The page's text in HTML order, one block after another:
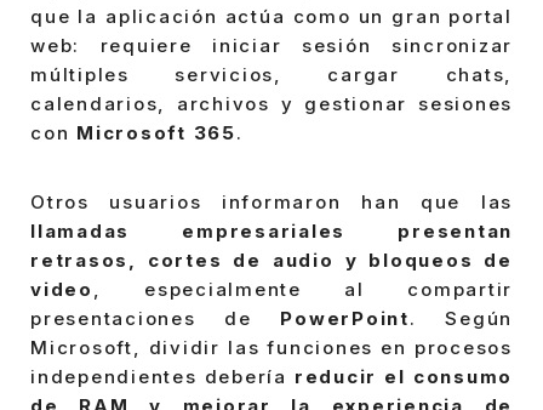
que la aplicación actúa como un gran portal
web: requiere iniciar sesión sincronizar
múltiples servicios, cargar chats,
calendarios, archivos y gestionar sesiones
con Microsoft 365.
Otros usuarios informaron han que las
llamadas empresariales presentan
retrasos, cortes de audio y bloqueos de
video , especialmente al compartir
presentaciones de PowerPoint. Según
Microsoft, dividir las funciones en procesos
independientes debería reducir el consumo